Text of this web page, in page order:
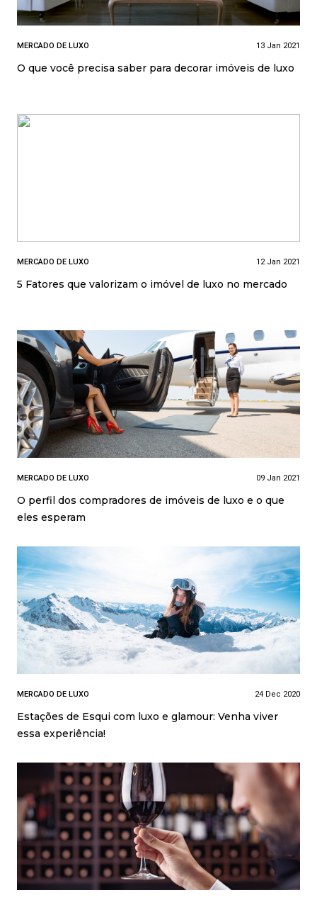
MERCADO DE LUXO 13 Jan 2021
O que você precisa saber para decorar imóveis de luxo
MERCADO DE LUXO 12 Jan 2021
5 Fatores que valorizam o imóvel de luxo no mercado
MERCADO DE LUXO 09 Jan 2021
O perfil dos compradores de imóveis de luxo e o que
eles esperam
MERCADO DE LUXO 24 Dec 2020
Estações de Esqui com luxo e glamour: Venha viver
essa experiência!